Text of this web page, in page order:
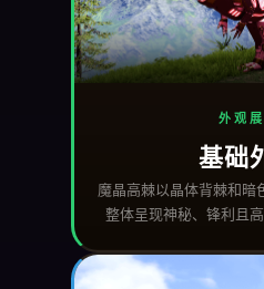
外观
基础
魔晶高棘以晶体背棘和暗
整体呈现神秘、锋利且